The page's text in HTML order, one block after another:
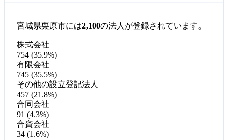
宮城県栗原市には2,100の法人が登録されています。
株式会社
754 (35.9%)
有限会社
745 (35.5%)
その他の設立登記法人
457 (21.8%)
合同会社
91 (4.3%)
合資会社
34 (1.6%)